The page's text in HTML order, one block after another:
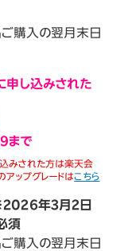
購入の翌月末日
申し込みされた
まで
みされた方は楽天会
アップグレードはこちら
年3月2日
須
購入の翌月末日